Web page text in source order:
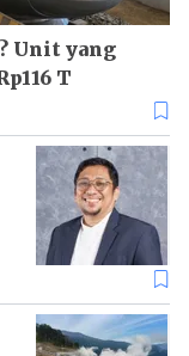
Unit yang
T